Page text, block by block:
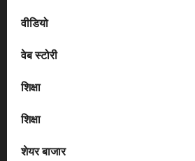
वीडियो
वेब स्टोरी
शिक्षा
शिक्षा
शेयर बाजार